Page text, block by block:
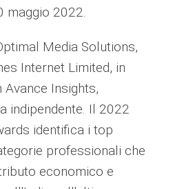
maggio 2022.
Media Solutions,
Internet Limited, in
Insights,
indipendente. Il 2022
identifica i top
professionali che
economico e